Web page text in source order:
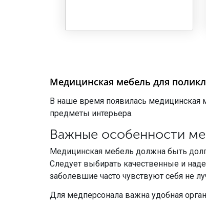
Медицинская мебель для
В наше время появилась
предметы интерьера.
Важные особенности
Медицинская мебель должна быть
Следует выбирать качественные и
заболевшие часто чувствуют себя не
Для медперсонала важна удобная